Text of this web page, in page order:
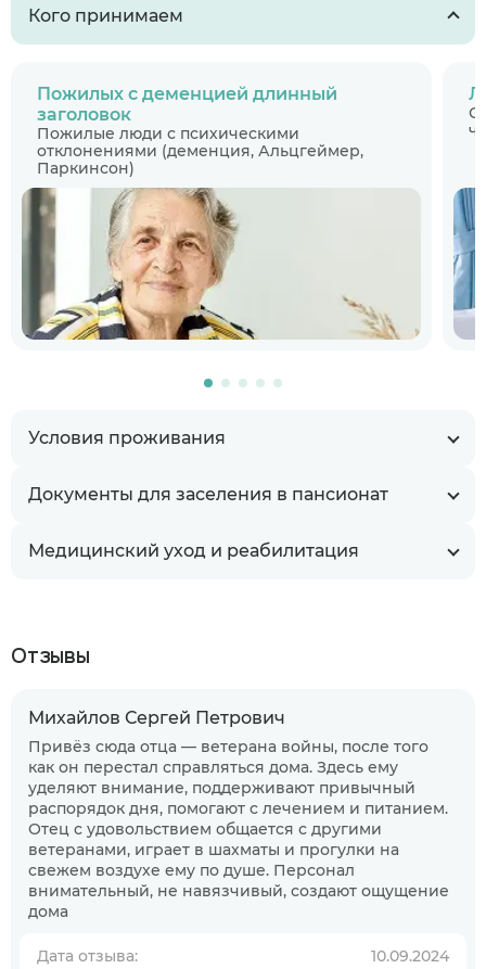
Кого принимаем
Условия проживания
Документы для заселения в пансионат
Медицинский уход и реабилитация
Пожилых с деменцией длинный
заголовок
Пожилые люди с психическими
отклонениями (деменция, Альцгеймер,
Паркинсон)
Отзывы
Михайлов Сергей Петрович
Привёз сюда отца — ветерана войны, после того
как он перестал справляться дома. Здесь ему
уделяют внимание, поддерживают привычный
распорядок дня, помогают с лечением и питанием.
Отец с удовольствием общается с другими
ветеранами, играет в шахматы и прогулки на
свежем воздухе ему по душе. Персонал
внимательный, не навязчивый, создают ощущение
дома
Дата отзыва: 10.09.2024
пансионате?